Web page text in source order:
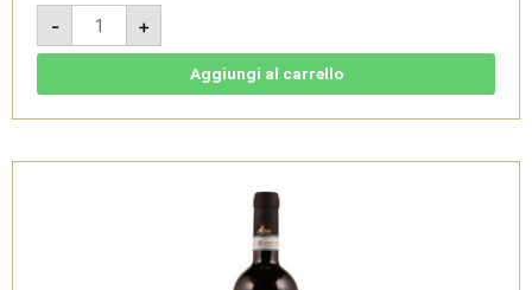
-
Palazzo
Altesi
IGT
Toscana
+
Aggiungi al carrello